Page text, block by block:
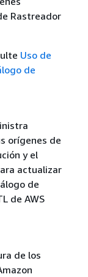
Rastreador
Uso de
de
orígenes de
y el
actualizar
de
de AWS
de los